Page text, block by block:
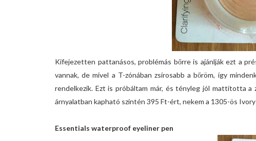
Kifejezetten pattanásos, problémás bőrre is ajánlják ezt a
vannak, de mivel a T-zónában zsírosabb a bőröm, így
rendelkezik. Ezt is próbáltam már, és tényleg jól mattította
árnyalatban kapható szintén 395 Ft-ért, nekem a 1305-ös
Essentials waterproof eyeliner pen